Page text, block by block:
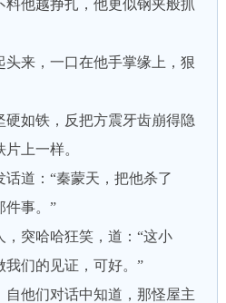
他越挣扎，他更似钢夹般抓
来，一口在他手掌缘上，狠
如铁，反把方震牙齿崩得隐
上一样。
道：“秦蒙天，把他杀了
件事。”
突哈哈狂笑，道：“这小
们的见证，可好。”
他们对话中知道，那怪屋主